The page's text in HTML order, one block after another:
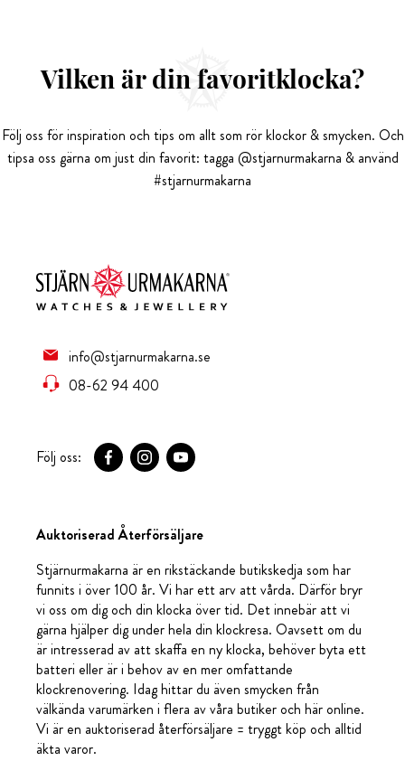
Vilken är din favoritklocka?
Följ oss för inspiration och tips om allt som rör klockor & smycken. Och
tipsa oss gärna om just din favorit: tagga @stjarnurmakarna & använd
#stjarnurmakarna
info@stjarnurmakarna.se
08-62 94 400
Följ oss:
Auktoriserad Återförsäljare
Stjärnurmakarna är en rikstäckande butikskedja som har
funnits i över 100 år. Vi har ett arv att vårda. Därför bryr
vi oss om dig och din klocka över tid. Det innebär att vi
gärna hjälper dig under hela din klockresa. Oavsett om du
är intresserad av att skaffa en ny klocka, behöver byta ett
batteri eller är i behov av en mer omfattande
klockrenovering. Idag hittar du även smycken från
välkända varumärken i flera av våra butiker och här online.
Vi är en auktoriserad återförsäljare = tryggt köp och alltid
äkta varor.